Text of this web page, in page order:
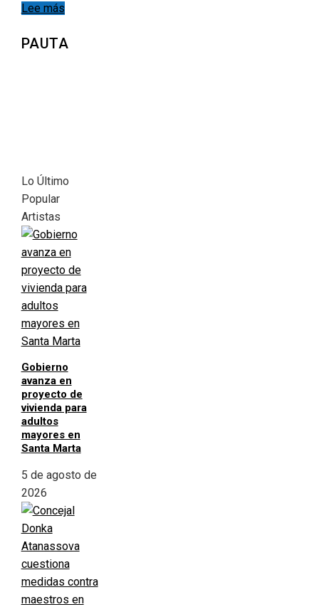
Lee más
PAUTA
Lo Último
Popular
Artistas
Gobierno
avanza en
proyecto de
vivienda para
adultos
mayores en
Santa Marta
5 de agosto de
2026